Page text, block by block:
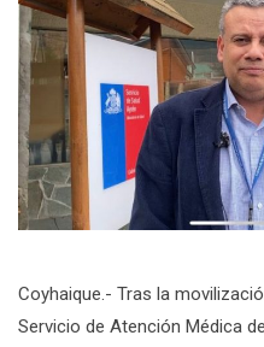
Coyhaique.- Tras la
Servicio de Atención Médica